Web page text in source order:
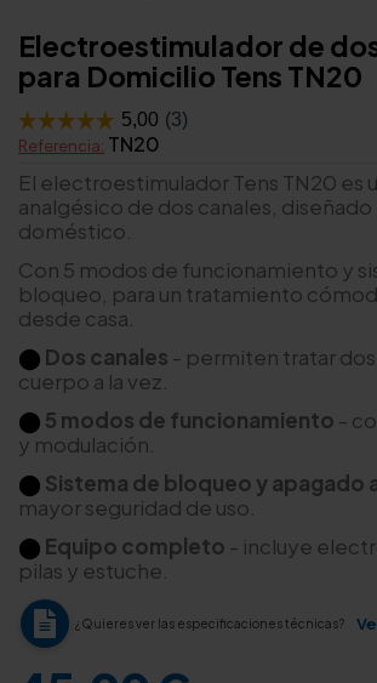
Electroestimulador de
para Domicilio Tens TN20
Referencia: TN20
El electroestimulador Tens TN20 es
analgésico de dos canales, diseñado
doméstico.
Con 5 modos de funcionamiento y
bloqueo, para un tratamiento
desde casa.
⬤ Dos canales - permiten tratar
cuerpo a la vez.
⬤ 5 modos de funcionamiento -
y modulación.
⬤ Sistema de bloqueo y apagado
mayor seguridad de uso.
⬤ Equipo completo - incluye
pilas y estuche.
¿Quieres ver las especificaciones técnicas?